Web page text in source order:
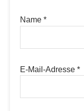
Name *
E-Mail-Adresse *